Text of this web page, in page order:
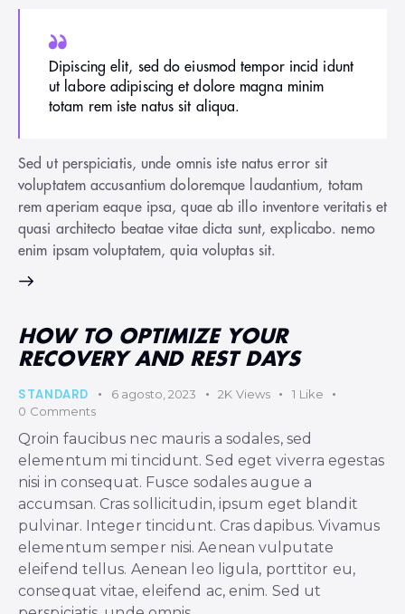
Dipiscing elit, sed do eiusmod tempor incid idunt
ut labore adipiscing et dolore magna minim
totam rem iste natus sit aliqua.
Sed ut perspiciatis, unde omnis iste natus error sit
voluptatem accusantium doloremque laudantium, totam
rem aperiam eaque ipsa, quae ab illo inventore veritatis et
quasi architecto beatae vitae dicta sunt, explicabo. nemo
enim ipsam voluptatem, quia voluptas sit.
HOW TO OPTIMIZE YOUR
RECOVERY AND REST DAYS
STANDARD 6 agosto, 2023 2K Views 1 Like
0 Comments
Qroin faucibus nec mauris a sodales, sed
elementum mi tincidunt. Sed eget viverra egestas
nisi in consequat. Fusce sodales augue a
accumsan. Cras sollicitudin, ipsum eget blandit
pulvinar. Integer tincidunt. Cras dapibus. Vivamus
elementum semper nisi. Aenean vulputate
eleifend tellus. Aenean leo ligula, porttitor eu,
consequat vitae, eleifend ac, enim. Sed ut